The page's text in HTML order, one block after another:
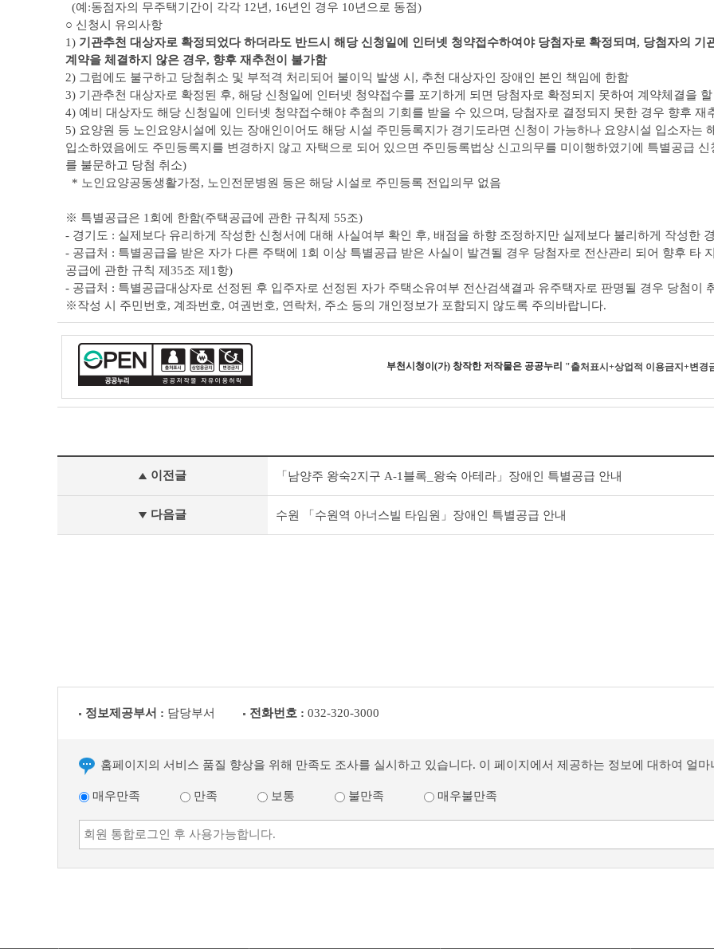
(예:동점자의 무주택기간이 각각 12년, 16년인 경우 10년으로 동점)
○ 신청시 유의사항
1) 기관추천 대상자로 확정되었다 하더라도 반드시 해당 신청일에 인터넷 청약접수하여야 당첨자로 확정되며, 당첨자의
계약을 체결하지 않은 경우, 향후 재추천이 불가함
2) 그럼에도 불구하고 당첨취소 및 부적격 처리되어 불이익 발생 시, 추천 대상자인 장애인 본인 책임에 한함
3) 기관추천 대상자로 확정된 후, 해당 신청일에 인터넷 청약접수를 포기하게 되면 당첨자로 확정되지 못하여 계약체결을
4) 예비 대상자도 해당 신청일에 인터넷 청약접수해야 추첨의 기회를 받을 수 있으며, 당첨자로 결정되지 못한 경우 향후 재
5) 요양원 등 노인요양시설에 있는 장애인이어도 해당 시설 주민등록지가 경기도라면 신청이 가능하나 요양시설 입소자는
입소하였음에도 주민등록지를 변경하지 않고 자택으로 되어 있으면 주민등록법상 신고의무를 미이행하였기에 특별공급
를 불문하고 당첨 취소)
* 노인요양공동생활가정, 노인전문병원 등은 해당 시설로 주민등록 전입의무 없음
※ 특별공급은 1회에 한함(주택공급에 관한 규칙제 55조)
- 경기도 : 실제보다 유리하게 작성한 신청서에 대해 사실여부 확인 후, 배점을 하향 조정하지만 실제보다 불리하게 작성한
- 공급처 : 특별공급을 받은 자가 다른 주택에 1회 이상 특별공급 받은 사실이 발견될 경우 당첨자로 전산관리 되어 향후 타
공급에 관한 규칙 제35조 제1항)
- 공급처 : 특별공급대상자로 선정된 후 입주자로 선정된 자가 주택소유여부 전산검색결과 유주택자로 판명될 경우 당첨이
※작성 시 주민번호, 계좌번호, 여권번호, 연락처, 주소 등의 개인정보가 포함되지 않도록 주의바랍니다.
부천시청이(가) 창작한저작물은 공공누리 "출처표시+상업적 이용금지+변경
공
전
이전글 「남양주 왕숙2지구 A-1블록_왕숙 아테라」장애인 특별공급 안내
다음글 수원 「수원역 아너스빌 타임원」장애인 특별공급 안내
정보제공부서 : 담당부서 전화번호 : 032-320-3000
홈페이지의 서비스 품질 향상을 위해 만족도 조사를 실시하고 있습니다. 이 페이지에서 제공하는 정보에 대하여 얼마
매우만족 만족 보통 불만족 매우불만족